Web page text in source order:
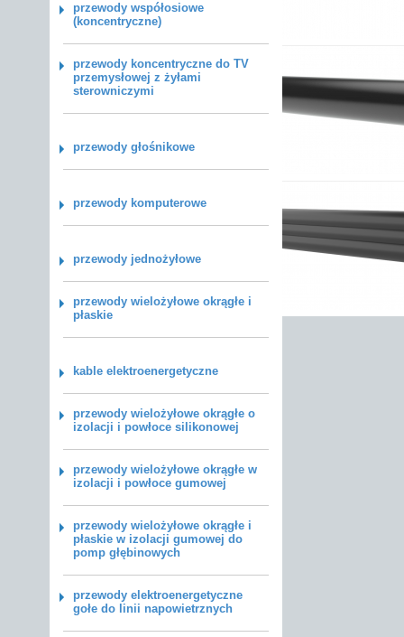
przewody współosiowe
(koncentryczne)
przewody koncentryczne do TV
przemysłowej z żyłami
sterowniczymi
przewody głośnikowe
przewody komputerowe
przewody jednożyłowe
przewody wielożyłowe okrągłe i
płaskie
kable elektroenergetyczne
przewody wielożyłowe okrągłe o
izolacji i powłoce silikonowej
przewody wielożyłowe okrągłe w
izolacji i powłoce gumowej
przewody wielożyłowe okrągłe i
płaskie w izolacji gumowej do
pomp głębinowych
przewody elektroenergetyczne
gołe do linii napowietrznych